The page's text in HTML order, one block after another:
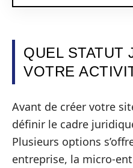
QUEL STATUT
VOTRE
Avant de créer votre
définir le cadre
Plusieurs options
entreprise, la micro-